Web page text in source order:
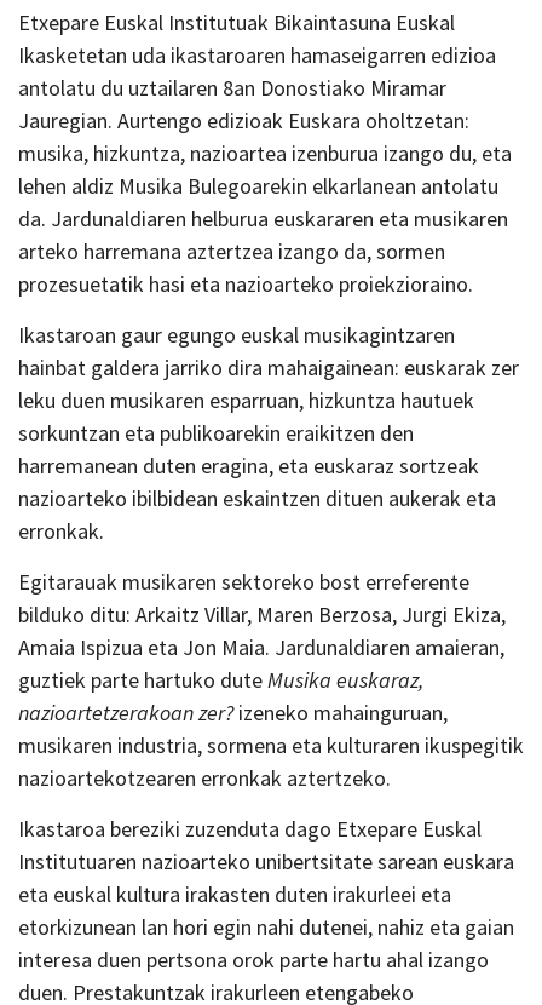
Etxepare Euskal Institutuak Bikaintasuna Euskal
Ikasketetan uda ikastaroaren hamaseigarren edizioa
antolatu du uztailaren 8an Donostiako Miramar
Jauregian. Aurtengo edizioak Euskara oholtzetan:
musika, hizkuntza, nazioartea izenburua izango du, eta
lehen aldiz Musika Bulegoarekin elkarlanean antolatu
da. Jardunaldiaren helburua euskararen eta musikaren
arteko harremana aztertzea izango da, sormen
prozesuetatik hasi eta nazioarteko proiekzioraino.
Ikastaroan gaur egungo euskal musikagintzaren
hainbat galdera jarriko dira mahaigainean: euskarak zer
leku duen musikaren esparruan, hizkuntza hautuek
sorkuntzan eta publikoarekin eraikitzen den
harremanean duten eragina, eta euskaraz sortzeak
nazioarteko ibilbidean eskaintzen dituen aukerak eta
erronkak.
Egitarauak musikaren sektoreko bost erreferente
bilduko ditu: Arkaitz Villar, Maren Berzosa, Jurgi Ekiza,
Amaia Ispizua eta Jon Maia. Jardunaldiaren amaieran,
guztiek parte hartuko duteMusika euskaraz,
nazioartetzerakoan zer?izeneko mahainguruan,
musikaren industria, sormena eta kulturaren ikuspegitik
nazioartekotzearen erronkak aztertzeko.
Ikastaroa bereziki zuzenduta dago Etxepare Euskal
Institutuaren nazioarteko unibertsitate sarean euskara
eta euskal kultura irakasten duten irakurleei eta
etorkizunean lan hori egin nahi dutenei, nahiz eta gaian
interesa duen pertsona orok parte hartu ahal izango
duen. Prestakuntzak irakurleen etengabeko